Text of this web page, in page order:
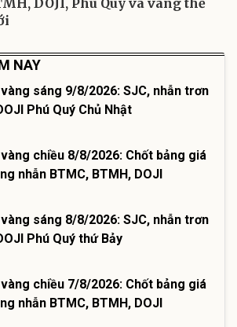
DOJI, Phú Quý và vàng thế
NAY
sáng 9/8/2026: SJC, nhẫn trơn
Phú Quý Chủ Nhật
chiều 8/8/2026: Chốt bảng giá
nhẫn BTMC, BTMH, DOJI
sáng 8/8/2026: SJC, nhẫn trơn
Phú Quý thứ Bảy
chiều 7/8/2026: Chốt bảng giá
nhẫn BTMC, BTMH, DOJI